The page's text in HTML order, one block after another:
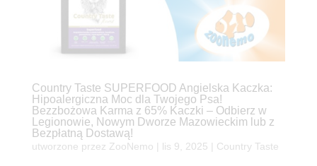
Country Taste SUPERFOOD Angielska Kaczka:
Hipoalergiczna Moc dla Twojego Psa!
Bezzbożowa Karma z 65% Kaczki – Odbierz w
Legionowie, Nowym Dworze Mazowieckim lub z
Bezpłatną Dostawą!
utworzone przez ZooNemo lis 9, 2025 Country Taste